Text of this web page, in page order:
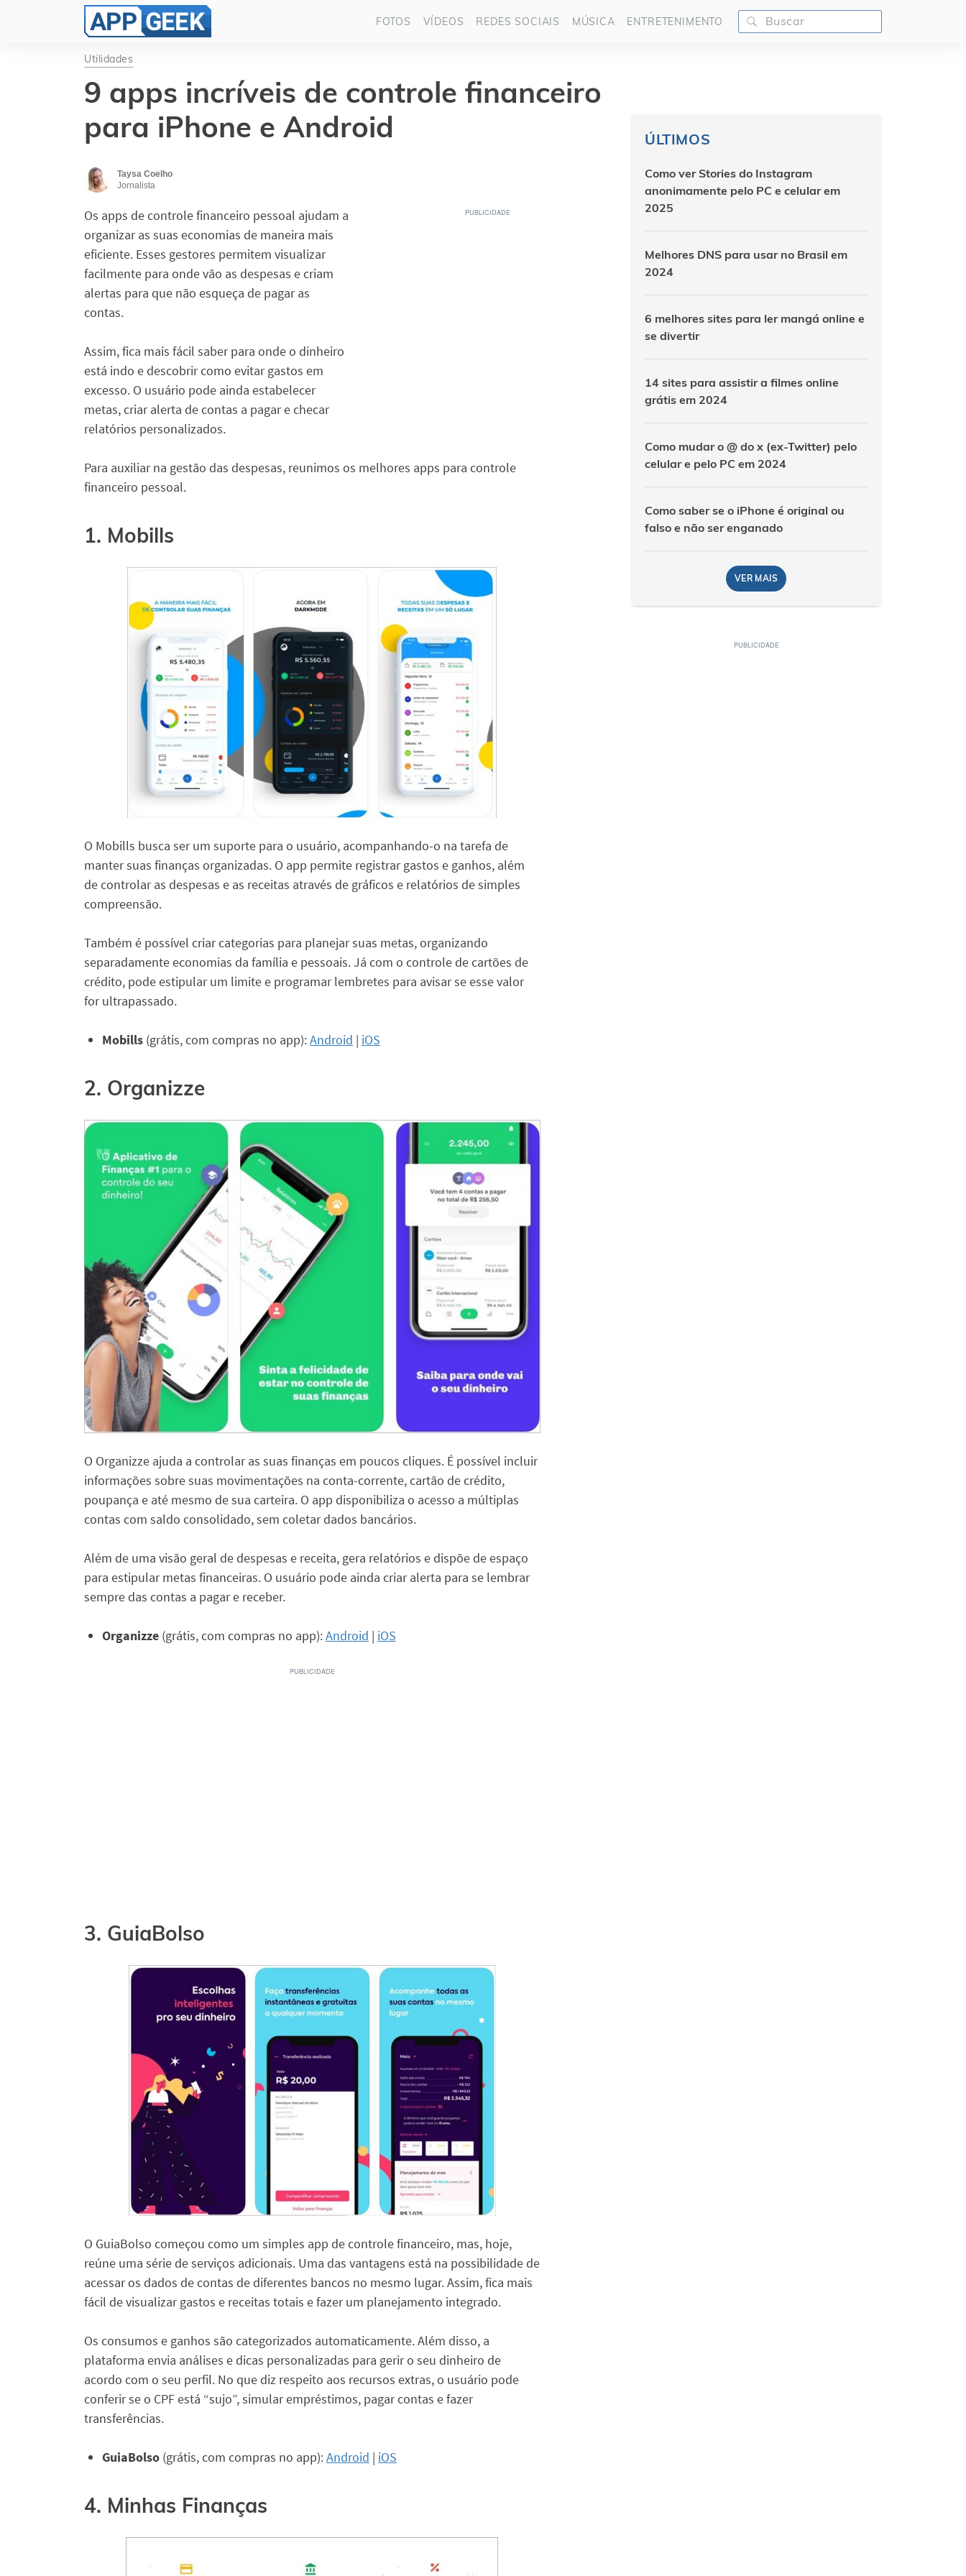
FOTOS VÍDEOS REDES SOCIAIS MÚSICA ENTRETENIMENTO
Utilidades
9 apps incríveis de controle financeiro
para iPhone e Android
Taysa Coelho
Jornalista
Os apps de controle financeiro pessoal ajudam a
organizar as suas economias de maneira mais
eficiente. Esses gestores permitem visualizar
facilmente para onde vão as despesas e criam
alertas para que não esqueça de pagar as
contas.
Assim, fica mais fácil saber para onde o dinheiro
está indo e descobrir como evitar gastos em
excesso. O usuário pode ainda estabelecer
metas, criar alerta de contas a pagar e checar
relatórios personalizados.
Para auxiliar na gestão das despesas, reunimos os melhores apps para controle
financeiro pessoal.
1. Mobills
O Mobills busca ser um suporte para o usuário, acompanhando-o na tarefa de
manter suas finanças organizadas. O app permite registrar gastos e ganhos, além
de controlar as despesas e as receitas através de gráficos e relatórios de simples
compreensão.
Também é possível criar categorias para planejar suas metas, organizando
separadamente economias da família e pessoais. Já com o controle de cartões de
crédito, pode estipular um limite e programar lembretes para avisar se esse valor
for ultrapassado.
Mobills (grátis, com compras no app):Android | iOS
2. Organizze
O Organizze ajuda a controlar as suas finanças em poucos cliques. É possível incluir
informações sobre suas movimentações na conta-corrente, cartão de crédito,
poupança e até mesmo de sua carteira. O app disponibiliza o acesso a múltiplas
contas com saldo consolidado, sem coletar dados bancários.
Além de uma visão geral de despesas e receita, gera relatórios e dispõe de espaço
para estipular metas financeiras. O usuário pode ainda criar alerta para se lembrar
sempre das contas a pagar e receber.
Organizze (grátis, com compras no app):Android | iOS
3. GuiaBolso
O GuiaBolso começou como um simples app de controle financeiro, mas, hoje,
reúne uma série de serviços adicionais. Uma das vantagens está na possibilidade de
acessar os dados de contas de diferentes bancos no mesmo lugar. Assim, fica mais
fácil de visualizar gastos e receitas totais e fazer um planejamento integrado.
Os consumos e ganhos são categorizados automaticamente. Além disso, a
plataforma envia análises e dicas personalizadas para gerir o seu dinheiro de
acordo com o seu perfil. No que diz respeito aos recursos extras, o usuário pode
conferir se o CPF está “sujo”, simular empréstimos, pagar contas e fazer
transferências.
GuiaBolso (grátis, com compras no app):Android | iOS
4. Minhas Finanças
ÚLTIMOS
Como ver Stories do Instagram
anonimamente pelo PC e celular em
2025
Melhores DNS para usar no Brasil em
2024
6 melhores sites para ler mangá online e
se divertir
14 sites para assistir a filmes online
grátis em 2024
Como mudar o @ do x (ex-Twitter) pelo
celular e pelo PC em 2024
Como saber se o iPhone é original ou
falso e não ser enganado
VER MAIS